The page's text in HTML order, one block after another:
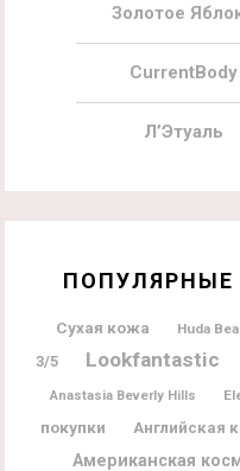
Золотое
CurrentBody
Л’Этуаль
ПОПУЛЯРНЫЕ
Сухая кожа Huda
3/5
Lookfantastic
Anastasia Beverly Hills
покупки
Английская
Американская